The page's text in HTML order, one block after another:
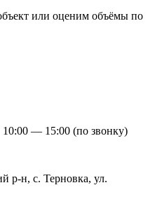
или оценим объёмы по
— 15:00 (по звонку)
р-н, с. Терновка, ул.